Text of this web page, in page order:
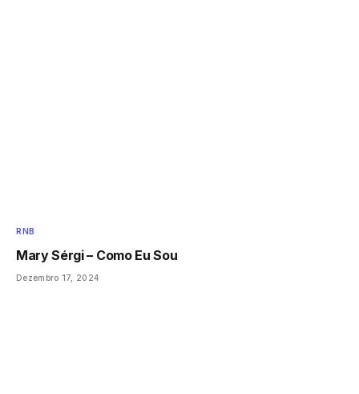
RNB
Mary Sérgi – Como Eu Sou
Dezembro 17, 2024